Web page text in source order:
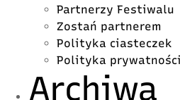
Partnerzy Festiwalu
Zostań partnerem
Polityka ciasteczek
Polityka prywatności
Archiwa